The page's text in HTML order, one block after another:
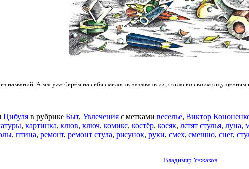
названий. А мы уже берём на себя смелость называть их, согласно своим ощущениям
Цибуля в рубрике Быт, Увлечения с метками веселье, Виктор
, картинка, клюв, ключ, комикс, костёр, косяк, летят стулья, луна,
, птица, ремонт, ремонт стула, рисунок, руки, смех, смешно, снег,
Владимир Унжаков